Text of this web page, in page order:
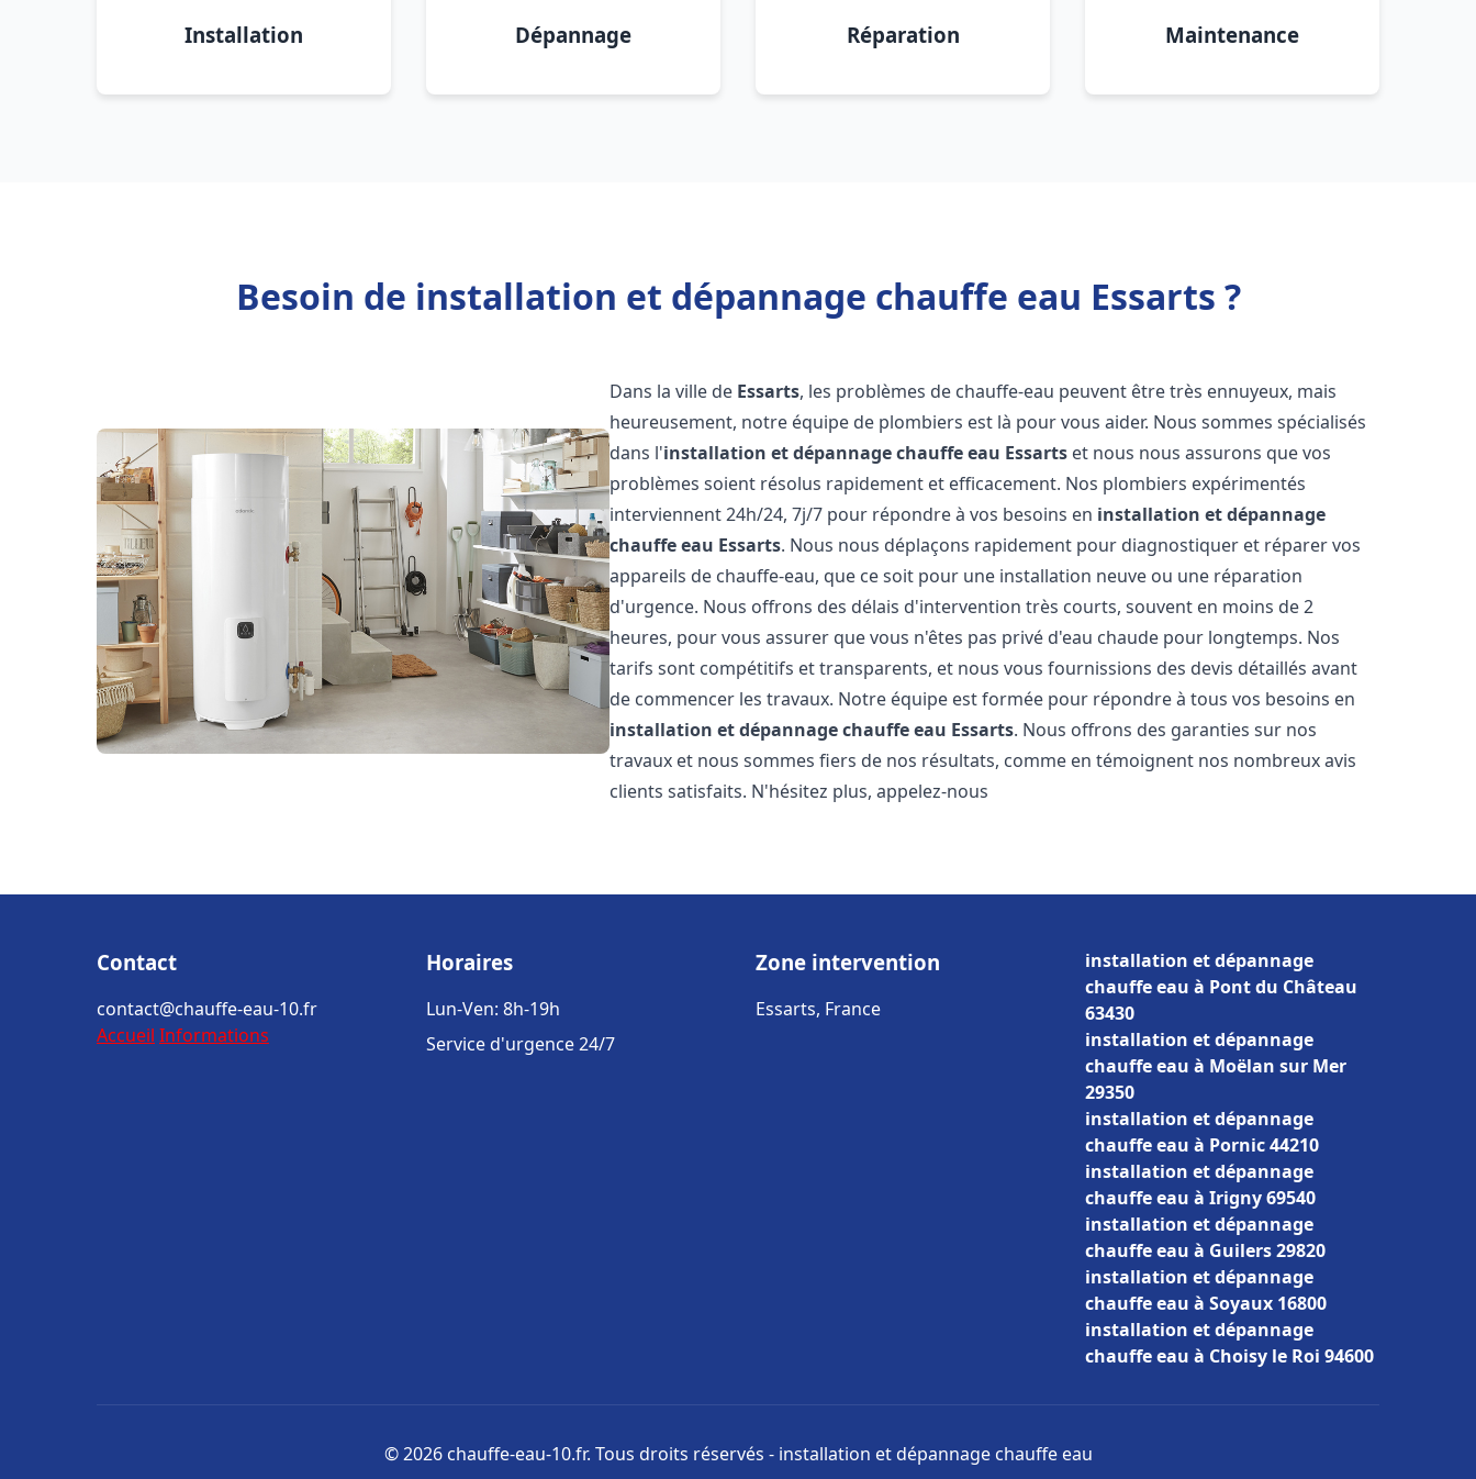
Installation Dépannage Réparation Maintenance
Besoin de installation et dépannage chauffe eau Essarts ?
Dans la ville de Essarts, les problèmes de chauffe-eau peuvent être très ennuyeux, mais
heureusement, notre équipe de plombiers est là pour vous aider. Nous sommes spécialisés
dans l'installation et dépannage chauffe eau Essarts et nous nous assurons que vos
problèmes soient résolus rapidement et efficacement. Nos plombiers expérimentés
interviennent 24h/24, 7j/7 pour répondre à vos besoins en installation et dépannage
chauffe eau Essarts. Nous nous déplaçons rapidement pour diagnostiquer et réparer vos
appareils de chauffe-eau, que ce soit pour une installation neuve ou une réparation
d'urgence. Nous offrons des délais d'intervention très courts, souvent en moins de 2
heures, pour vous assurer que vous n'êtes pas privé d'eau chaude pour longtemps. Nos
tarifs sont compétitifs et transparents, et nous vous fournissions des devis détaillés avant
de commencer les travaux. Notre équipe est formée pour répondre à tous vos besoins en
installation et dépannage chauffe eau Essarts. Nous offrons des garanties sur nos
travaux et nous sommes fiers de nos résultats, comme en témoignent nos nombreux avis
clients satisfaits. N'hésitez plus, appelez-nous
Contact
contact@chauffe-eau-10.fr
Accueil Informations
Horaires
Lun-Ven: 8h-19h
Service d'urgence 24/7
Zone intervention
Essarts, France
installation et dépannage
chauffe eau à Pont du Château
63430
installation et dépannage
chauffe eau à Moëlan sur Mer
29350
installation et dépannage
chauffe eau à Pornic 44210
installation et dépannage
chauffe eau à Irigny 69540
installation et dépannage
chauffe eau à Guilers 29820
installation et dépannage
chauffe eau à Soyaux 16800
installation et dépannage
chauffe eau à Choisy le Roi 94600
© 2026 chauffe-eau-10.fr. Tous droits réservés - installation et dépannage chauffe eau